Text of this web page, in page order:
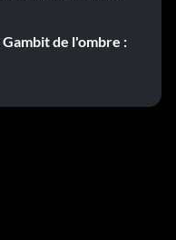
Gambit de l'ombre :